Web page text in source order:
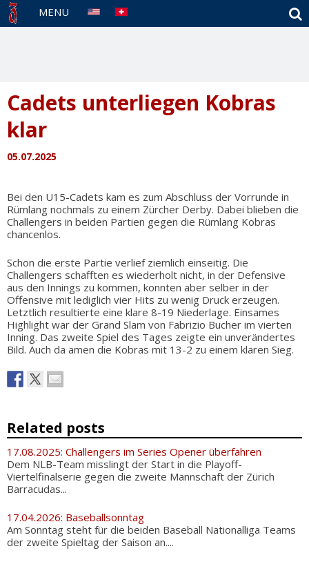
MENU
Cadets unterliegen Kobras
klar
05.07.2025
Bei den U15-Cadets kam es zum Abschluss der Vorrunde in
Rümlang nochmals zu einem Zürcher Derby. Dabei blieben die
Challengers in beiden Partien gegen die Rümlang Kobras
chancenlos.
Schon die erste Partie verlief ziemlich einseitig. Die
Challengers schafften es wiederholt nicht, in der Defensive
aus den Innings zu kommen, konnten aber selber in der
Offensive mit lediglich vier Hits zu wenig Druck erzeugen.
Letztlich resultierte eine klare 8-19 Niederlage. Einsames
Highlight war der Grand Slam von Fabrizio Bucher im vierten
Inning. Das zweite Spiel des Tages zeigte ein unverändertes
Bild. Auch da amen die Kobras mit 13-2 zu einem klaren Sieg.
Related posts
17.08.2025: Challengers im Series Opener überfahren
Dem NLB-Team misslingt der Start in die Playoff-
Viertelfinalserie gegen die zweite Mannschaft der Zürich
Barracudas...
17.04.2026: Baseballsonntag
Am Sonntag steht für die beiden Baseball Nationalliga Teams
der zweite Spieltag der Saison an....